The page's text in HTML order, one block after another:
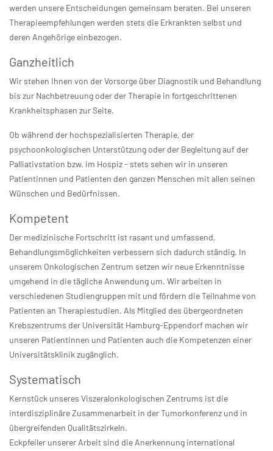
werden unsere Entscheidungen gemeinsam beraten. Bei unseren
Therapieempfehlungen werden stets die Erkrankten selbst und
deren Angehörige einbezogen.
Ganzheitlich
Wir stehen Ihnen von der Vorsorge über Diagnostik und Behandlung
bis zur Nachbetreuung oder der Therapie in fortgeschrittenen
Krankheitsphasen zur Seite.
Ob während der hochspezialisierten Therapie, der
psychoonkologischen Unterstützung oder der Begleitung auf der
Palliativstation bzw. im Hospiz - stets sehen wir in unseren
Patientinnen und Patienten den ganzen Menschen mit allen seinen
Wünschen und Bedürfnissen.
Kompetent
Der medizinische Fortschritt ist rasant und umfassend,
Behandlungsmöglichkeiten verbessern sich dadurch ständig. In
unserem Onkologischen Zentrum setzen wir neue Erkenntnisse
umgehend in die tägliche Anwendung um. Wir arbeiten in
verschiedenen Studiengruppen mit und fördern die Teilnahme von
Patienten an Therapiestudien. Als Mitglied des übergeordneten
Krebszentrums der Universität Hamburg-Eppendorf machen wir
unseren Patientinnen und Patienten auch die Kompetenzen einer
Universitätsklinik zugänglich.
Systematisch
Kernstück unseres Viszeralonkologischen Zentrums ist die
interdisziplinäre Zusammenarbeit in der Tumorkonferenz und in
übergreifenden Qualitätszirkeln.
Eckpfeiler unserer Arbeit sind die Anerkennung international